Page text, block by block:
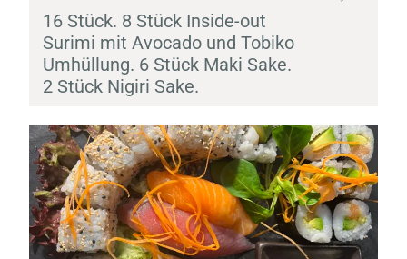
16 Stück. 8 Stück Inside-out
Surimi mit Avocado und Tobiko
Umhüllung. 6 Stück Maki Sake.
2 Stück Nigiri Sake.